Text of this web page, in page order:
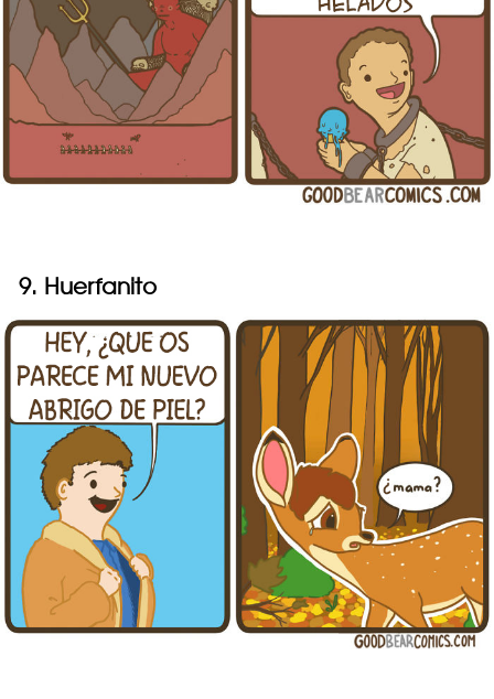
9. Huerfanito